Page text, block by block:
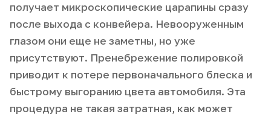
получает микроскопические царапины сразу
после выхода с конвейера. Невооруженным
глазом они еще не заметны, но уже
присутствуют. Пренебрежение полировкой
приводит к потере первоначального блеска и
быстрому выгоранию цвета автомобиля. Эта
процедура не такая затратная, как может